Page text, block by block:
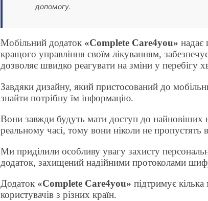
допомогу.
Мобільний додаток «Complete Care4you» надає
кращого управління своїм лікуванням,
дозволяє швидко реагувати на зміни у перебігу
Завдяки дизайну, який пристосований до
знайти потрібну їм інформацію.
Вони завжди будуть мати доступ до найновіших
реальному часі, тому вони ніколи не пропустять
Ми приділили особливу увагу захисту
додаток, захищений надійними протоколами
Додаток «Complete Care4you» підтримує
користувачів з різних країн.